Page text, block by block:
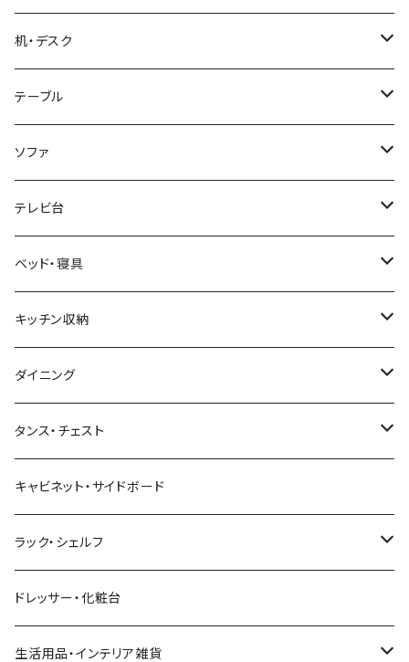
ブルックリンスタイル
ホテルライク風インテリア
韓国インテリア
和風/和モダン
ミッドセンチュリー
西海岸風
カフェ風
ヴィンテージ
北欧風・ノルディック
インダストリアル
フレンチカントリー
アジアン
机・デスク
パソコンデスク・ワークデスク
学習机・勉強机
収納付きデスク
折りたたみデスク
サイズ
幅100cm以下
幅101～120cm
デスクワゴン
テーブル
サイズ
幅100cm以下
幅101～120cm
ローテーブル・リビングテーブル
サイドテーブル・ナイトテーブル
カウンターテーブル
こたつ・こたつテーブル
こたつテーブル+布団掛敷セット
こたつテーブル+掛け布団
ネストテーブル
折りたたみテーブル
昇降式・リフティングテーブル
ソファ
サイズ
幅90cm以下
幅91～120cm
1人掛けソファ
2人掛けソファ
3人掛けソファ
4人掛け以上のソファ
ソファベッド
フロアソファ・ローソファ
リクライニングソファ
カウチソファ・コーナーソファ
テレビ台
サイズ
幅90cm以下
幅91～120cm
ロータイプテレビ台・ローボード
ミドルタイプテレビ台
コーナーテレビ台
ハイタイプテレビ台・壁面収納
伸縮テレビ台
テレビスタンド
ベッド・寝具
サイズ
セミシングルショート
シングルベッド
ベッドフレーム
マット付きベッド
収納付きベッド
ロフトベッド
ヘッドボード
マットレス
キッチン収納
食器棚
キッチンカウンター
キッチンワゴン
レンジ台
キッチンラック
キッチン雑貨
ダイニング
ダイニングテーブル
ダイニングテーブルセット
2人用ダイニングテーブルセット
4人用ダイニングテーブルセット
ダイニングチェア・ベンチ
ダイニングソファ
タンス・チェスト
サイドチェスト
ハイチェスト
キャビネット・サイドボード
ラック・シェルフ
オープンラック
突っ張り収納
ドレッサー・化粧台
生活用品・インテリア雑貨